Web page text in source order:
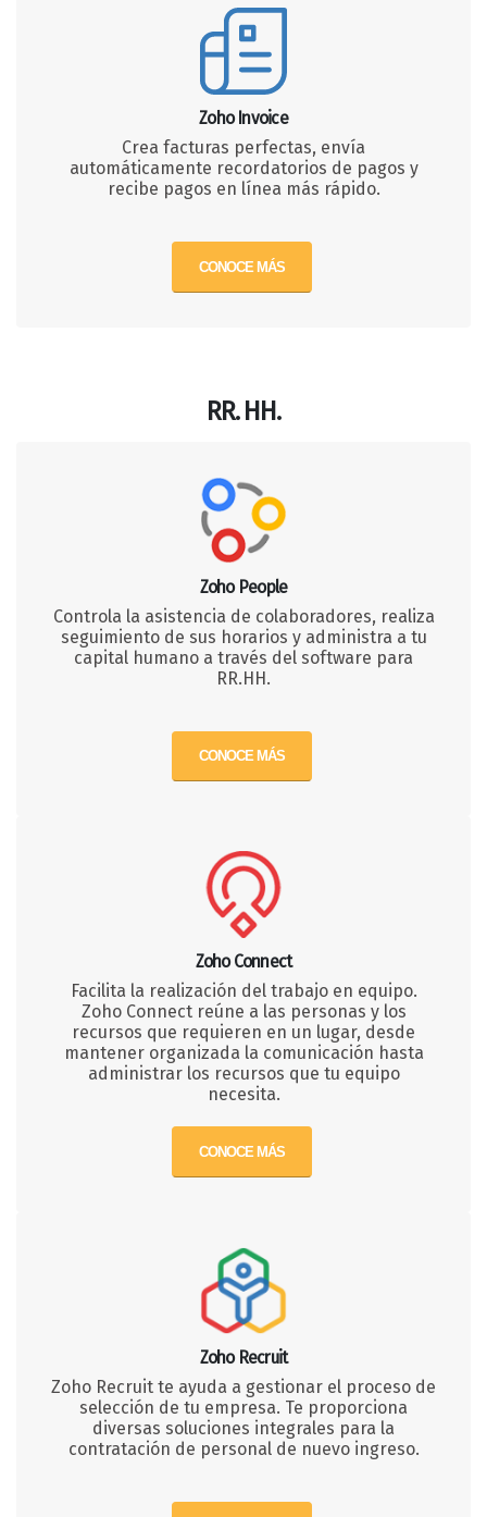
Zoho Invoice
Crea facturas perfectas, envía
automáticamente recordatorios de pagos y
recibe pagos en línea más rápido.
CONOCE MÁS
RR. HH.
Zoho People
Controla la asistencia de colaboradores, realiza
seguimiento de sus horarios y administra a tu
capital humano a través del software para
RR.HH.
CONOCE MÁS
Zoho Connect
Facilita la realización del trabajo en equipo.
Zoho Connect reúne a las personas y los
recursos que requieren en un lugar, desde
mantener organizada la comunicación hasta
administrar los recursos que tu equipo
necesita.
CONOCE MÁS
Zoho Recruit
Zoho Recruit te ayuda a gestionar el proceso de
selección de tu empresa. Te proporciona
diversas soluciones integrales para la
contratación de personal de nuevo ingreso.